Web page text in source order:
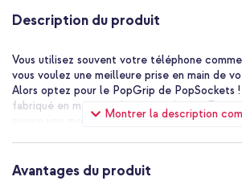
Description du produit
Montrer la description
Vous utilisez souvent votre téléphone
vous voulez une meilleure prise en main de
Alors optez pour le PopGrip de PopSockets
fabriqué en matière plastique robuste. En
assure une meilleure prise en main de votre
pouvez tirer le PopGrip pour l'utiliser comme
très pratique pour les longues conversations
Avantages du produit